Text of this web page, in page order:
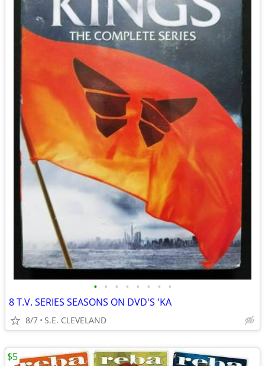
• • • • • • • •
8 T.V. SERIES SEASONS ON DVD'S 'KA
8/7 S.E. CLEVELAND
$5